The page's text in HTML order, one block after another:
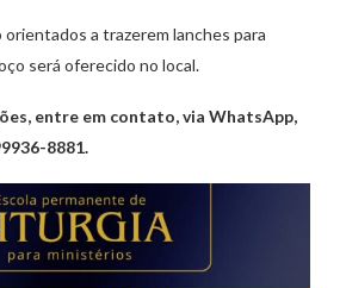
a trazerem lanches para
será oferecido no local.
entre em contato, via WhatsApp,
8881.